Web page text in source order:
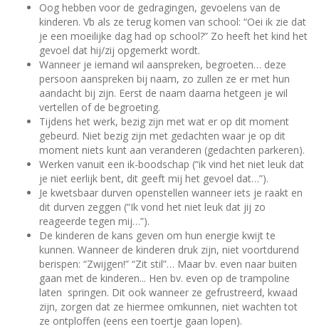
Oog hebben voor de gedragingen, gevoelens van de
kinderen. Vb als ze terug komen van school: “Oei ik zie dat
je een moeilijke dag had op school?” Zo heeft het kind het
gevoel dat hij/zij opgemerkt wordt.
Wanneer je iemand wil aanspreken, begroeten… deze
persoon aanspreken bij naam, zo zullen ze er met hun
aandacht bij zijn. Eerst de naam daarna hetgeen je wil
vertellen of de begroeting.
Tijdens het werk, bezig zijn met wat er op dit moment
gebeurd. Niet bezig zijn met gedachten waar je op dit
moment niets kunt aan veranderen (gedachten parkeren).
Werken vanuit een ik-boodschap (“ik vind het niet leuk dat
je niet eerlijk bent, dit geeft mij het gevoel dat…”).
Je kwetsbaar durven openstellen wanneer iets je raakt en
dit durven zeggen (“Ik vond het niet leuk dat jij zo
reageerde tegen mij…”).
De kinderen de kans geven om hun energie kwijt te
kunnen. Wanneer de kinderen druk zijn, niet voortdurend
berispen: “Zwijgen!” “Zit stil”… Maar bv. even naar buiten
gaan met de kinderen... Hen bv. even op de trampoline
laten springen. Dit ook wanneer ze gefrustreerd, kwaad
zijn, zorgen dat ze hiermee omkunnen, niet wachten tot
ze ontploffen (eens een toertje gaan lopen).